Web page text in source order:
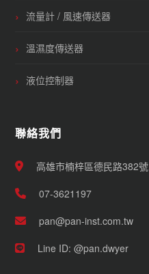
流量計 / 風速傳送器
溫濕度傳送器
液位控制器
聯絡我們
高雄市楠梓區德民路382號
07-3621197
pan@pan-inst.com.tw
Line ID: @pan.dwyer